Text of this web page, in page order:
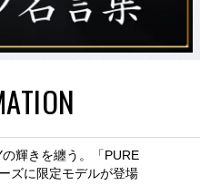
の輝きを纏う。「PURE
ズに限定モデルが登場